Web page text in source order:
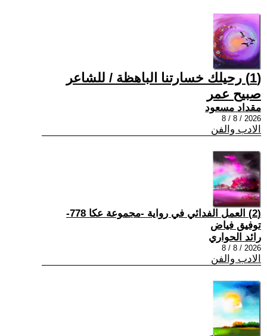
(1) رحيلك خسارتنا الباهظة / للشاعر
صبيح عمر
مقداد مسعود
2026 / 8 / 8
الادب والفن
(2) العمل الفدائي في رواية -مجموعة عكا 778-
توفيق فياض
رائد الحواري
2026 / 8 / 8
الادب والفن